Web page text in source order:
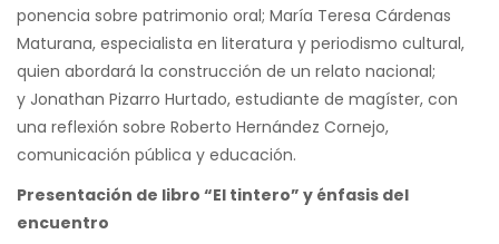
ponencia sobre patrimonio oral; María Teresa Cárdenas
Maturana, especialista en literatura y periodismo cultural,
quien abordará la construcción de un relato nacional;
y Jonathan Pizarro Hurtado, estudiante de magíster, con
una reflexión sobre Roberto Hernández Cornejo,
comunicación pública y educación.
Presentación de libro “El tintero” y énfasis del
encuentro